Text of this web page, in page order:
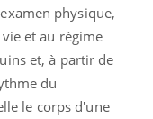
physique,
et au régime
et, à partir de
du
le corps d'une